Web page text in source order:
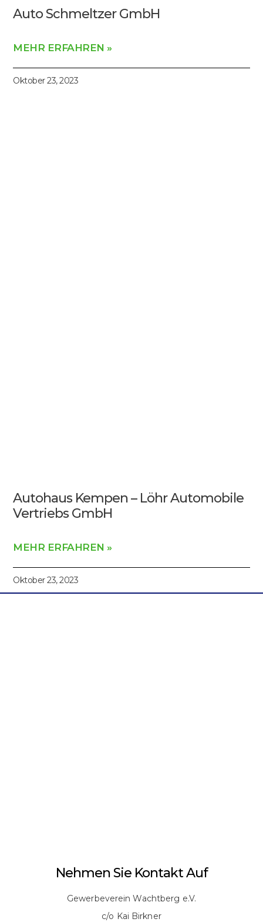
Auto Schmeltzer GmbH
MEHR ERFAHREN »
Oktober 23, 2023
Autohaus Kempen – Löhr Automobile
Vertriebs GmbH
MEHR ERFAHREN »
Oktober 23, 2023
Nehmen Sie Kontakt Auf
Gewerbeverein Wachtberg e.V.
c/o Kai Birkner